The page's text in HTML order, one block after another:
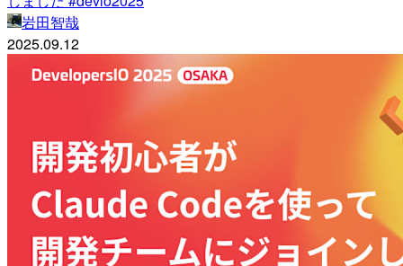
岩田智哉
2025.09.12